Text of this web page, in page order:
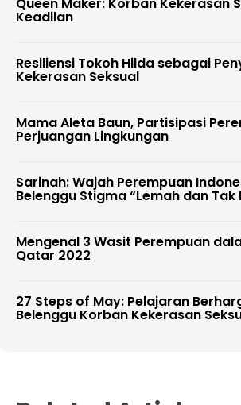
Keadilan
Resiliensi Tokoh Hilda sebagai
Kekerasan Seksual
Mama Aleta Baun, Partisipasi
Perjuangan Lingkungan
Sarinah: Wajah Perempuan
Belenggu Stigma “Lemah dan Tak
Mengenal 3 Wasit Perempuan
Qatar 2022
27 Steps of May: Pelajaran
Belenggu Korban Kekerasan